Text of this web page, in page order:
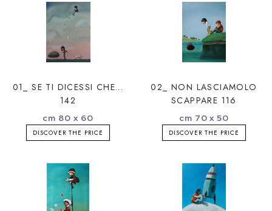
01_ SE TI DICESSI CHE...
142
cm 80 x 60
DISCOVER THE PRICE
02_ NON LASCIAMOLO
SCAPPARE 116
cm 70 x 50
DISCOVER THE PRICE